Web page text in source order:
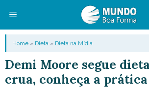
conteúdo
Menu
Home » Dieta » Dieta na Mídia
Demi Moore segue
crua, conheça a